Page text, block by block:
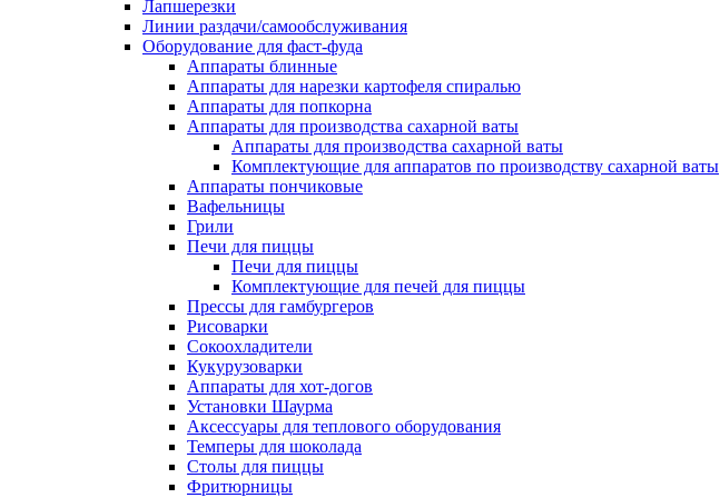
Лапшерезки
Линии раздачи/самообслуживания
Оборудование для фаст-фуда
Аппараты блинные
Аппараты для нарезки картофеля спиралью
Аппараты для попкорна
Аппараты для производства сахарной ваты
Аппараты для производства сахарной ваты
Комплектующие для аппаратов по производству сахарной ваты
Аппараты пончиковые
Вафельницы
Грили
Печи для пиццы
Печи для пиццы
Комплектующие для печей для пиццы
Прессы для гамбургеров
Рисоварки
Сокоохладители
Кукурузоварки
Аппараты для хот-догов
Установки Шаурма
Аксессуары для теплового оборудования
Темперы для шоколада
Столы для пиццы
Фритюрницы